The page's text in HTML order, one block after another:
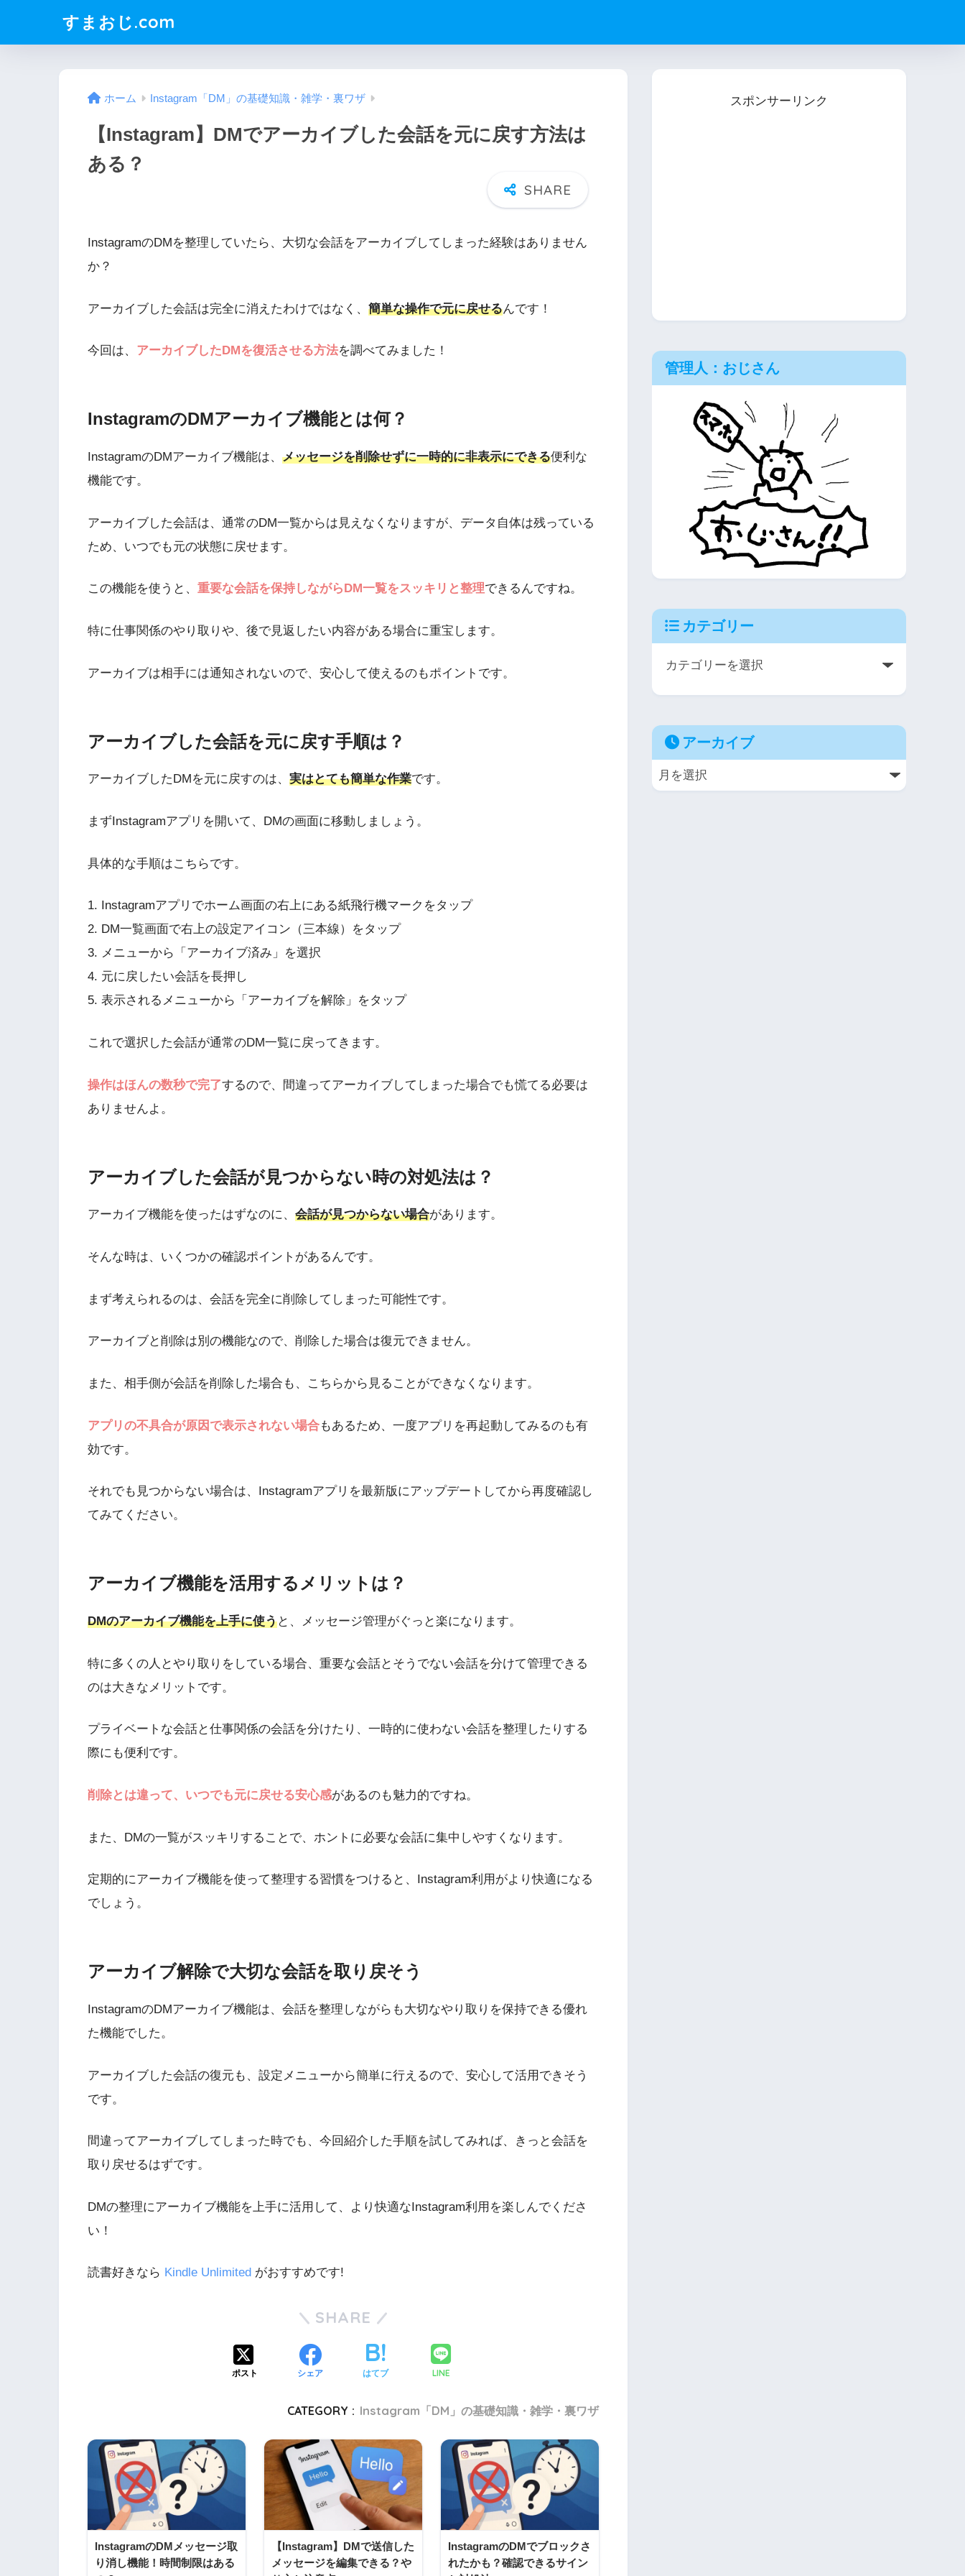
すまおじ.com
ホーム Instagram「DM」の基礎知識・雑学・裏ワザ
【Instagram】DMでアーカイブした会話を元に戻す方法は
ある？
InstagramのDMを整理していたら、大切な会話をアーカイブしてしまった経験はありません
か？
アーカイブした会話は完全に消えたわけではなく、 簡単な操作で元に戻せるんです！
今回は、 アーカイブしたDMを復活させる方法を調べてみました！
InstagramのDMアーカイブ機能とは何？
InstagramのDMアーカイブ機能は、 メッセージを削除せずに一時的に非表示にできる便利な
機能です。
アーカイブした会話は、通常のDM一覧からは見えなくなりますが、データ自体は残っている
ため、いつでも元の状態に戻せます。
この機能を使うと、 重要な会話を保持しながらDM一覧をスッキリと整理できるんですね。
特に仕事関係のやり取りや、後で見返したい内容がある場合に重宝します。
アーカイブは相手には通知されないので、安心して使えるのもポイントです。
アーカイブした会話を元に戻す手順は？
アーカイブしたDMを元に戻すのは、 実はとても簡単な作業です。
まずInstagramアプリを開いて、DMの画面に移動しましょう。
具体的な手順はこちらです。
1. Instagramアプリでホーム画面の右上にある紙飛行機マークをタップ
2. DM一覧画面で右上の設定アイコン（三本線）をタップ
3. メニューから「アーカイブ済み」を選択
4. 元に戻したい会話を長押し
5. 表示されるメニューから「アーカイブを解除」をタップ
これで選択した会話が通常のDM一覧に戻ってきます。
操作はほんの数秒で完了するので、間違ってアーカイブしてしまった場合でも慌てる必要は
ありませんよ。
アーカイブした会話が見つからない時の対処法は？
アーカイブ機能を使ったはずなのに、 会話が見つからない場合があります。
そんな時は、いくつかの確認ポイントがあるんです。
まず考えられるのは、会話を完全に削除してしまった可能性です。
アーカイブと削除は別の機能なので、削除した場合は復元できません。
また、相手側が会話を削除した場合も、こちらから見ることができなくなります。
アプリの不具合が原因で表示されない場合もあるため、一度アプリを再起動してみるのも有
効です。
それでも見つからない場合は、Instagramアプリを最新版にアップデートしてから再度確認し
てみてください。
アーカイブ機能を活用するメリットは？
DMのアーカイブ機能を上手に使うと、メッセージ管理がぐっと楽になります。
特に多くの人とやり取りをしている場合、重要な会話とそうでない会話を分けて管理できる
のは大きなメリットです。
プライベートな会話と仕事関係の会話を分けたり、一時的に使わない会話を整理したりする
際にも便利です。
削除とは違って、いつでも元に戻せる安心感があるのも魅力的ですね。
また、DMの一覧がスッキリすることで、ホントに必要な会話に集中しやすくなります。
定期的にアーカイブ機能を使って整理する習慣をつけると、Instagram利用がより快適になる
でしょう。
アーカイブ解除で大切な会話を取り戻そう
InstagramのDMアーカイブ機能は、会話を整理しながらも大切なやり取りを保持できる優れ
た機能でした。
アーカイブした会話の復元も、設定メニューから簡単に行えるので、安心して活用できそう
です。
間違ってアーカイブしてしまった時でも、今回紹介した手順を試してみれば、きっと会話を
取り戻せるはずです。
DMの整理にアーカイブ機能を上手に活用して、より快適なInstagram利用を楽しんでくださ
い！
読書好きなら Kindle Unlimited がおすすめです!
SHARE
ポスト シェア はてブ LINE
CATEGORY : Instagram「DM」の基礎知識・雑学・裏ワザ
InstagramのDMメッセージ取
り消し機能！時間制限はある
【Instagram】DMで送信した
メッセージを編集できる？や
InstagramのDMでブロックさ
れたかも？確認できるサイン
スポンサーリンク
管理人：おじさん
カテゴリー
アーカイブ